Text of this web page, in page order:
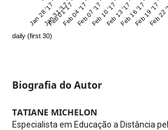
Jan 28 '17Jan 31 '17
Feb 01 '17Feb 04 '17Feb 07 '17Feb 10 '17Feb 13 '17Feb 16 '17Feb 19 '17
Feb
daily (first 30)
Biografia do Autor
TATIANE MICHELON
Especialista em Educação a Distância